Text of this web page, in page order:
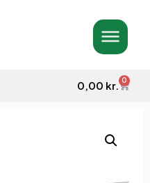
0,00 kr. 0